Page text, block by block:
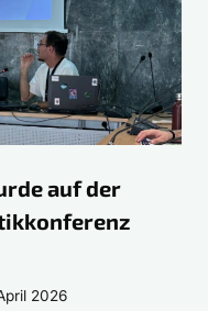
auf der
2026